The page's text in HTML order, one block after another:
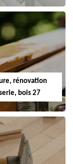
rénovation
bois 27